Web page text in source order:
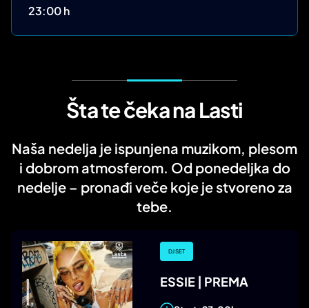
23:00 h
Šta te čeka na Lasti
Naša nedelja je ispunjena muzikom, plesom
i dobrom atmosferom. Od ponedeljka do
nedelje – pronađi veče koje je stvoreno za
tebe.
DJ SET
ESSIE | PREMA